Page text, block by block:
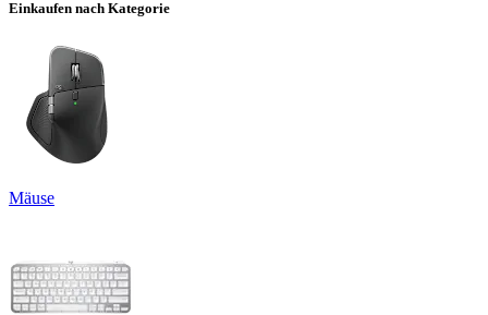
Einkaufen nach Kategorie
Mäuse